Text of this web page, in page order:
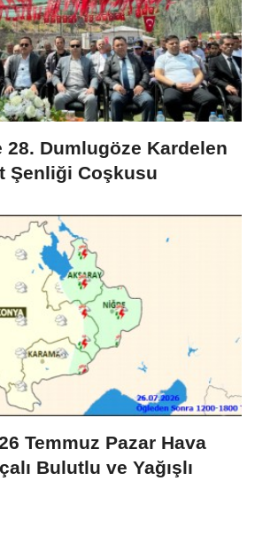
28. Dumlugöze Kardelen
Şenliği Coşkusu
Temmuz Pazar Hava
Bulutlu ve Yağışlı